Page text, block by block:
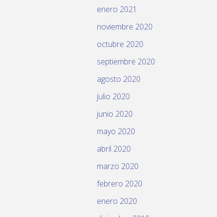
enero 2021
noviembre 2020
octubre 2020
septiembre 2020
agosto 2020
julio 2020
junio 2020
mayo 2020
abril 2020
marzo 2020
febrero 2020
enero 2020